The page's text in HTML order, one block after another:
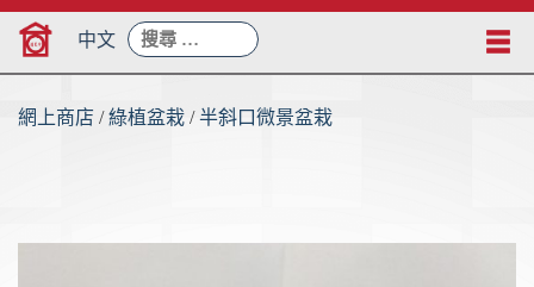
Skip
中文 搜
尋：
網上商店 /綠植盆栽 /半斜口微景盆栽